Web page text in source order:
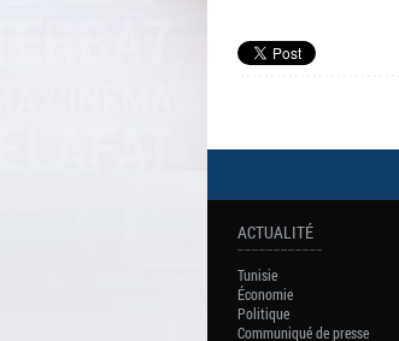
Play /
pause
ACTUALITÉ
Tunisie
Économie
Politique
Communiqué de presse